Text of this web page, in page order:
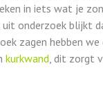
in iets wat je
onderzoek blijkt
zagen hebben
kurkwand, dit zorgt